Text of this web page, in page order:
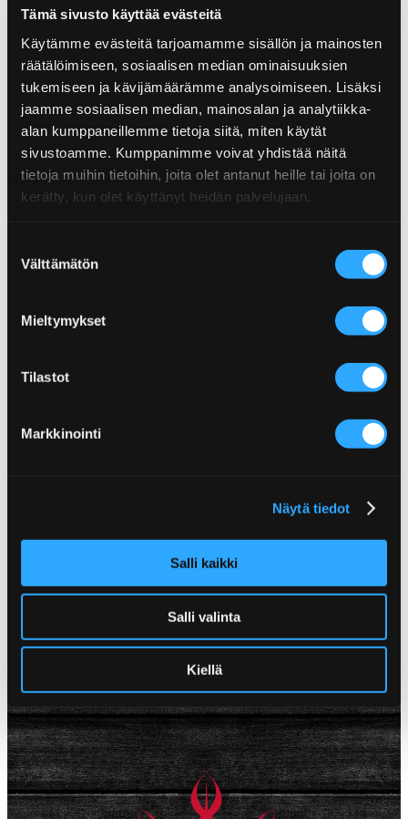
Tämä sivusto käyttää evästeitä
Käytämme evästeitä tarjoamamme sisällön ja mainosten
räätälöimiseen, sosiaalisen median ominaisuuksien
tukemiseen ja kävijämäärämme analysoimiseen. Lisäksi
jaamme sosiaalisen median, mainosalan ja analytiikka-
alan kumppaneillemme tietoja siitä, miten käytät
sivustoamme. Kumppanimme voivat yhdistää näitä
tietoja muihin tietoihin, joita olet antanut heille tai joita on
kerätty, kun olet käyttänyt heidän palvelujaan.
valinta
Välttämätön
Mieltymykset
Tilastot
Markkinointi
Näytä tiedot
Salli kaikki
Salli valinta
Kiellä
Nutritional content
per 100g
Energy
197kJ/47kcal
Fat
0g
Saturated fat
0g
Carbohydrates
10g
Sugar
2,8g
Salt
Product info
Size: 150 ml
Hotness: Not spicy
EAN: 6430034012207
More from Spice sauces category
Check more products from the same category.
American Classic Yellow